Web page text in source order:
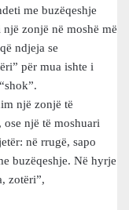
me buzëqeshje
zonjë në moshë më
ndjeja se
për mua ishte i
një zonjë të
një të moshuari
në rrugë, sapo
buzëqeshje. Në hyrje
zotëri”,